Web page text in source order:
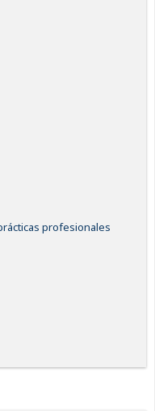
profesionales